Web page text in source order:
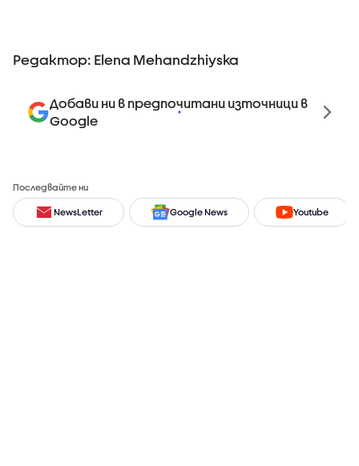
Редактор: Elena Mehandzhiyska
Добави ни в предпочитани източници в
Google
Последвайте ни
NewsLetter Google News Youtube